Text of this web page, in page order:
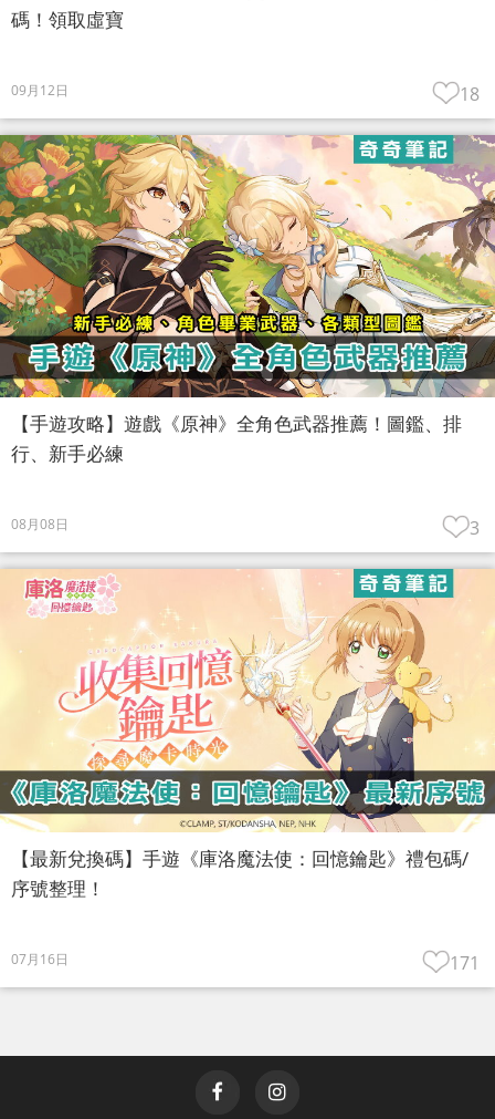
碼！領取虛寶
09月12日 18
【手遊攻略】遊戲《原神》全角色武器推薦！圖鑑、排
行、新手必練
08月08日 3
【最新兌換碼】手遊《庫洛魔法使：回憶鑰匙》禮包碼/
序號整理！
07月16日 171